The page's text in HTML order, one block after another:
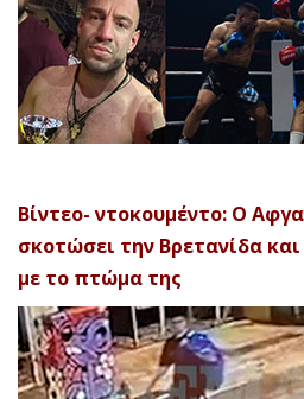
Βίντεο- ντοκουμέντο: Ο
σκοτώσει την Βρετανίδα
με το πτώμα της